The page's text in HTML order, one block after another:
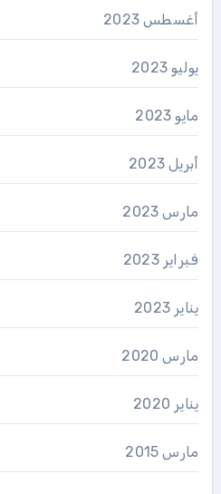
أغسطس 2023
يوليو 2023
مايو 2023
أبريل 2023
مارس 2023
فبراير 2023
يناير 2023
مارس 2020
يناير 2020
مارس 2015